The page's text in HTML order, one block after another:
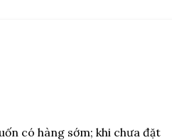
có hàng sớm; khi chưa đặt